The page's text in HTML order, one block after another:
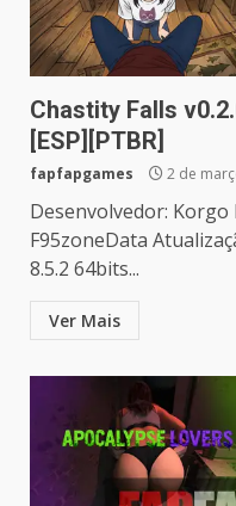
Chastity Falls
[ESP][PTBR]
fapfapgames 2 de
Desenvolvedor:
F95zoneData
8.5.2 64bits...
Ver Mais